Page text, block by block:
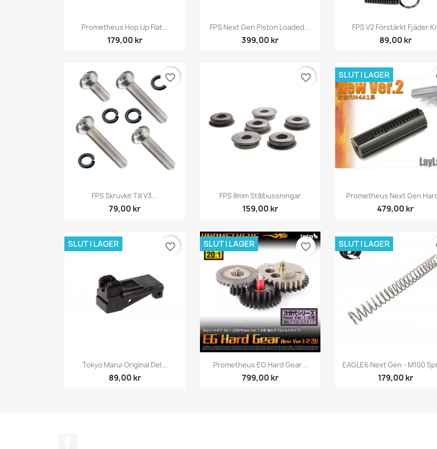
Snabbvy
Prometheus Hop Up Flat...
179,00 kr
Snabbvy
FPS Next Gen Piston Loaded...
399,00 kr
Snabbvy
FPS V2 Förstärkt Fjäder
89,00 kr
Snabbvy
FPS Skruvkit Till V3...
79,00 kr
favorite_border
Snabbvy
FPS 8mm Stålbussningar
159,00 kr
favorite_border
Snabbvy
Prometheus Next Gen
479,00 kr
SLUT I LAGER
Snabbvy
Tokyo Marui Original Del...
89,00 kr
SLUT I LAGER favorite_border
Snabbvy
Prometheus EG Hard Gear...
799,00 kr
SLUT I LAGER favorite_border
Snabbvy
EAGLE6 Next Gen - M100
179,00 kr
SLUT I LAGER